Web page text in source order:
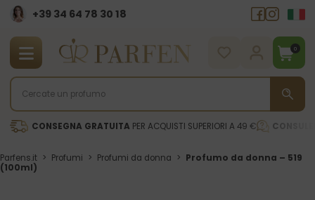
+39 34 64 78 30 18
0
CONSEGNA GRATUITA PER ACQUISTI SUPERIORI A 49 €
Parfens.it > Profumi > Profumi da donna > Profumo da donna – 519
(100ml)